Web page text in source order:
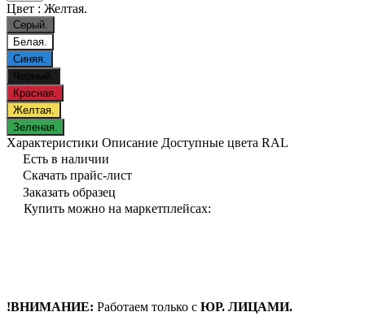
Цвет : Желтая.
Серый.
Белая.
Синяя.
Черный.
Красная.
Желтая.
Зеленая.
Характеристики Описание Доступные цвета RAL
Есть в наличии
Скачать прайс-лист
Заказать образец
Купить можно на маркетплейсах:
!ВНИМАНИЕ: Работаем только с ЮР. ЛИЦАМИ.